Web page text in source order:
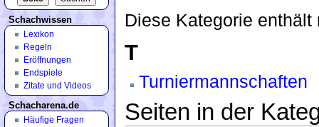
Diese Kategorie
T
Turniermannschaften
Seiten in der
Schachwissen
Lexikon
Regeln
Eröffnungen
Endspiele
Zitate und Videos
Schacharena.de
Häufige Fragen